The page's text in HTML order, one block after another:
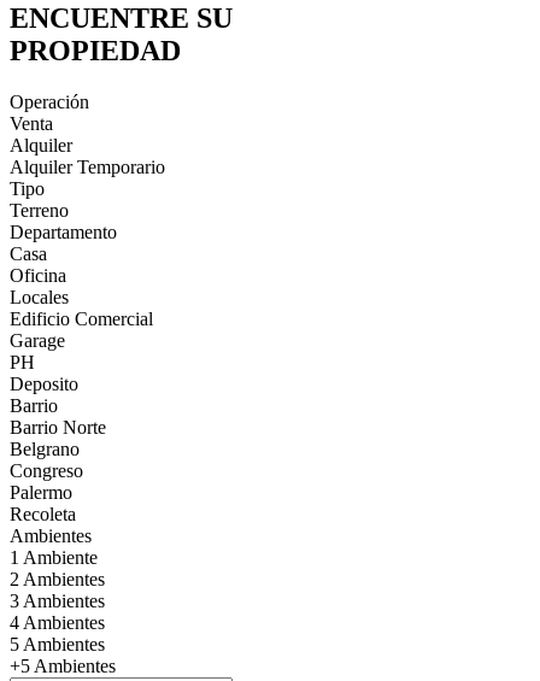
ENCUENTRE SU
PROPIEDAD
Operación
Venta
Alquiler
Alquiler Temporario
Tipo
Terreno
Departamento
Casa
Oficina
Locales
Edificio Comercial
Garage
PH
Deposito
Barrio
Barrio Norte
Belgrano
Congreso
Palermo
Recoleta
Ambientes
1 Ambiente
2 Ambientes
3 Ambientes
4 Ambientes
5 Ambientes
+5 Ambientes